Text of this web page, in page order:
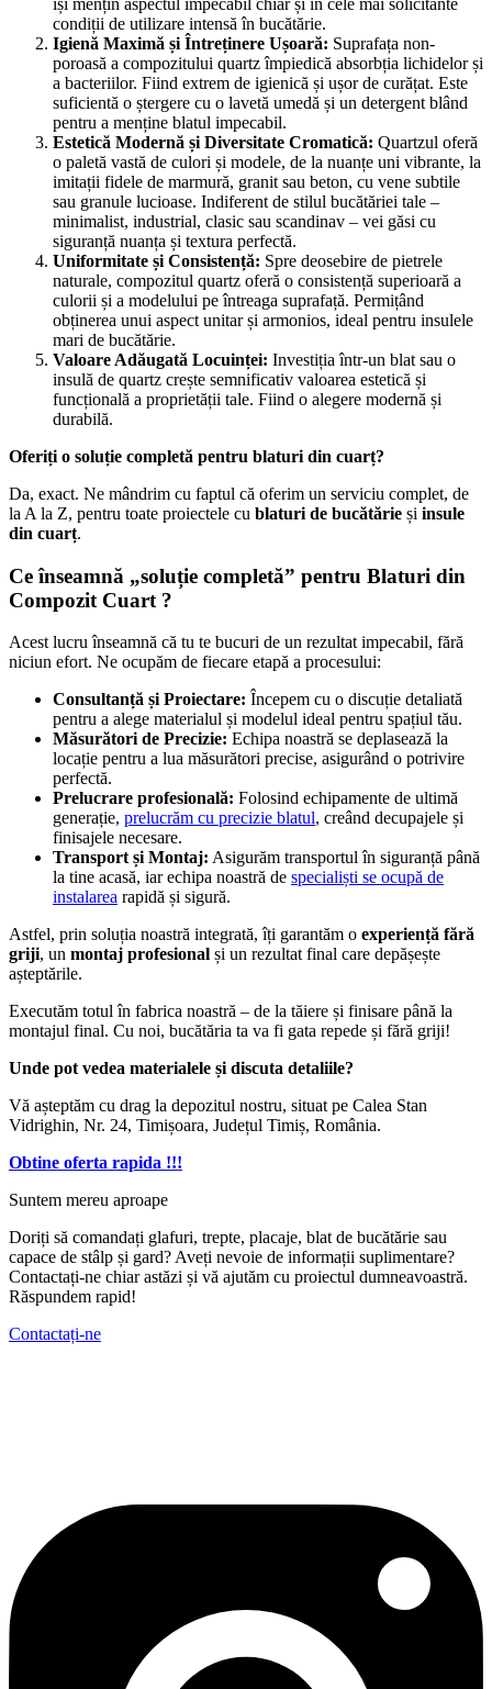
condiții de utilizare intensă în bucătărie.
Igienă Maximă și Întreținere Ușoară: Suprafața non-
poroasă a compozitului quartz împiedică absorbția lichidelor și
a bacteriilor. Fiind extrem de igienică și ușor de curățat. Este
suficientă o ștergere cu o lavetă umedă și un detergent blând
pentru a menține blatul impecabil.
Estetică Modernă și Diversitate Cromatică: Quartzul oferă
o paletă vastă de culori și modele, de la nuanțe uni vibrante, la
imitații fidele de marmură, granit sau beton, cu vene subtile
sau granule lucioase. Indiferent de stilul bucătăriei tale –
minimalist, industrial, clasic sau scandinav – vei găsi cu
siguranță nuanța și textura perfectă.
Uniformitate și Consistență: Spre deosebire de pietrele
naturale, compozitul quartz oferă o consistență superioară a
culorii și a modelului pe întreaga suprafață. Permițând
obținerea unui aspect unitar și armonios, ideal pentru insulele
mari de bucătărie.
Valoare Adăugată Locuinței: Investiția într-un blat sau o
insulă de quartz crește semnificativ valoarea estetică și
funcțională a proprietății tale. Fiind o alegere modernă și
durabilă.
Oferiți o soluție completă pentru blaturi din cuarț?
Da, exact. Ne mândrim cu faptul că oferim un serviciu complet, de
la A la Z, pentru toate proiectele cu blaturi de bucătărie și insule
din cuarț.
Ce înseamnă „soluție completă” pentru Blaturi din
Compozit Cuart ?
Acest lucru înseamnă că tu te bucuri de un rezultat impecabil, fără
niciun efort. Ne ocupăm de fiecare etapă a procesului:
Consultanță și Proiectare: Începem cu o discuție detaliată
pentru a alege materialul și modelul ideal pentru spațiul tău.
Măsurători de Precizie: Echipa noastră se deplasează la
locație pentru a lua măsurători precise, asigurând o potrivire
perfectă.
Prelucrare profesională: Folosind echipamente de ultimă
generație, prelucrăm cu precizie blatul, creând decupajele și
finisajele necesare.
Transport și Montaj: Asigurăm transportul în siguranță până
la tine acasă, iar echipa noastră de specialiști se ocupă de
instalarea rapidă și sigură.
Astfel, prin soluția noastră integrată, îți garantăm o experiență fără
griji, un montaj profesional și un rezultat final care depășește
așteptările.
Executăm totul în fabrica noastră – de la tăiere și finisare până la
montajul final. Cu noi, bucătăria ta va fi gata repede și fără griji!
Unde pot vedea materialele și discuta detaliile?
Vă așteptăm cu drag la depozitul nostru, situat pe Calea Stan
Vidrighin, Nr. 24, Timișoara, Județul Timiș, România.
Obtine oferta rapida !!!
Suntem mereu aproape
Doriți să comandați glafuri, trepte, placaje, blat de bucătărie sau
capace de stâlp și gard? Aveți nevoie de informații suplimentare?
Contactați-ne chiar astăzi și vă ajutăm cu proiectul dumneavoastră.
Răspundem rapid!
Contactați-ne